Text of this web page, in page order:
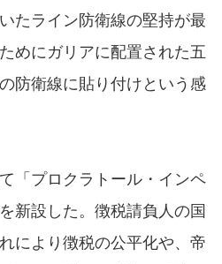
たライン防衛線の堅持が最
めにガリアに配置された五
防衛線に貼り付けという感
「プロクラトール・インペ
新設した。徴税請負人の国
により徴税の公平化や、帝